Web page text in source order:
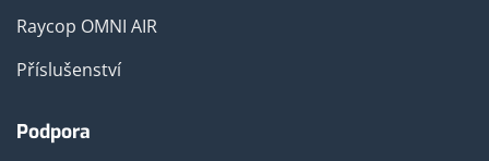
Raycop OMNI AIR
Příslušenství
Podpora